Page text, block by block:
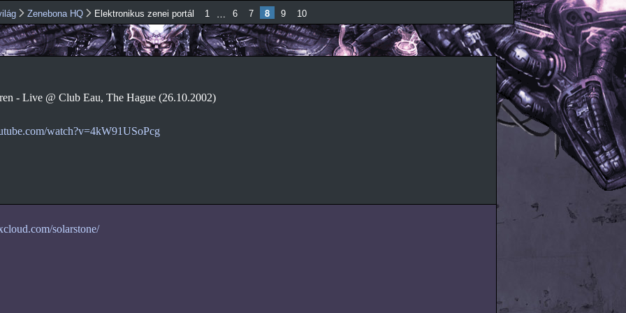
Ugrás a
tartalomra
Zenebona HQ Elektronikus zenei portál 1 … 6 7 8 9 10
- Live @ Club Eau, The Hague (26.10.2002)
watch?v=4kW91USoPcg
solarstone/